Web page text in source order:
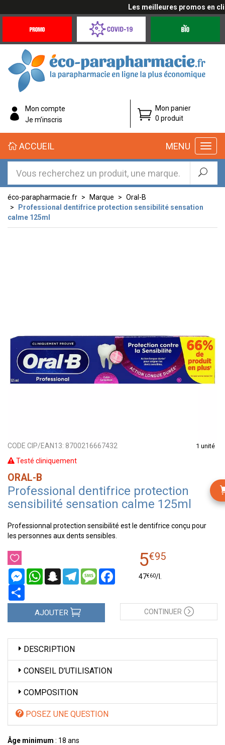
Les meilleures promos en
Offres
Coronavirus
éco-
parapharmacie.fr
éco-
parapharmacie.fr
Mon compte
Je m’inscris
Mon panier
0 produit
MENU
ACCUEIL
éco-parapharmacie.fr Marque
Oral-B
Professional dentifrice protection sensibilité sensation
calme 125ml
CODE CIP/EAN13: 8700216667432 1 unité
Testé cliniquement
ORAL-B
Professional dentifrice protection
sensibilité sensation calme 125ml
Professionnal protection sensibilité est le dentifrice conçu pour
les personnes aux dents sensibles.
MessengerWhatsAppSnapchatTelegramMessageFacebook
5€95
47€60/
AJOUTER CONTINUER
DESCRIPTION
CONSEIL D’UTILISATION
COMPOSITION
POSEZ UNE QUESTION
Âge minimum : 18 ans